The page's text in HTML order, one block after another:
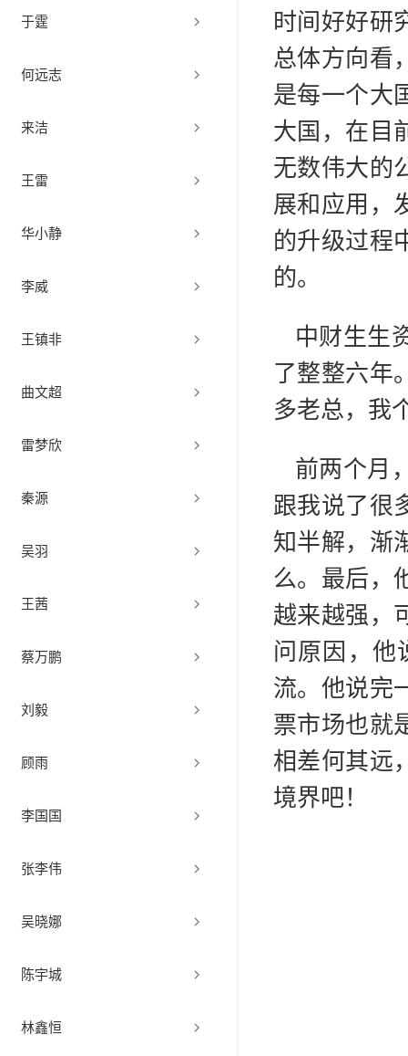
于霆
何远志
来洁
王雷
华小静
李威
王镇非
曲文超
雷梦欣
秦源
吴羽
王茜
蔡万鹏
刘毅
顾雨
李国国
张李伟
吴晓娜
陈宇城
林鑫恒
时间好好研
总体方向看
是每一个大
大国，在目
无数伟大的
展和应用，
的升级过程
的。
中财生生
了整整六年
多老总，我
前两个月
跟我说了很
知半解，渐
么。最后，
越来越强，
问原因，他
流。他说完
票市场也就
相差何其远
境界吧！